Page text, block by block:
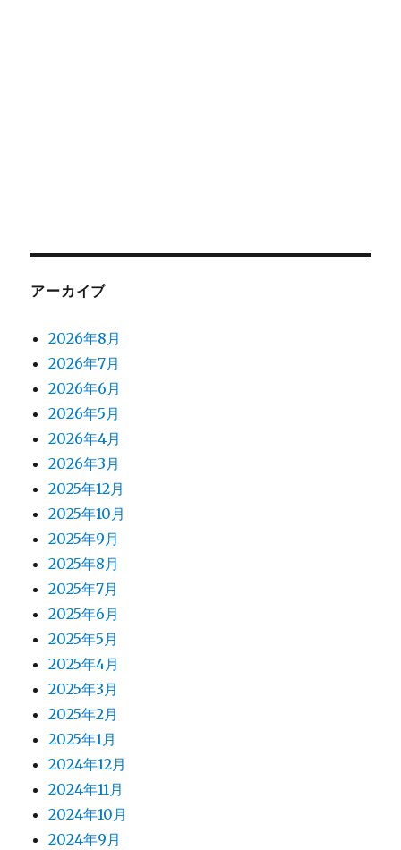
アーカイブ
2026年8月
2026年7月
2026年6月
2026年5月
2026年4月
2026年3月
2025年12月
2025年10月
2025年9月
2025年8月
2025年7月
2025年6月
2025年5月
2025年4月
2025年3月
2025年2月
2025年1月
2024年12月
2024年11月
2024年10月
2024年9月